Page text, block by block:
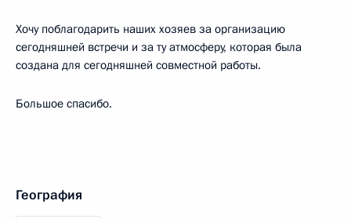
Хочу поблагодарить наших хозяев за организацию
сегодняшней встречи и за ту атмосферу, которая была
создана для сегодняшней совместной работы.
Большое спасибо.
География